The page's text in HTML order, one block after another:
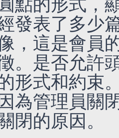
點的形式，
發表了多少
，這是會員
。是否允許
形式和約束
為管理員關
閉的原因。